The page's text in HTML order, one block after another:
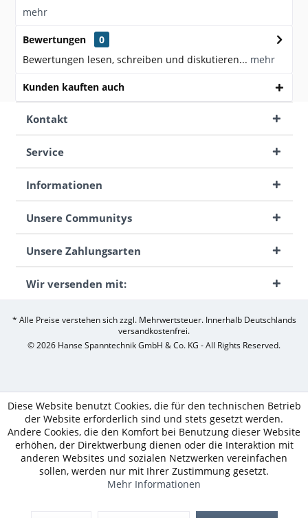
mehr
Bewertungen
0
Bewertungen lesen, schreiben und diskutieren... mehr
Kunden kauften auch
Kontakt
Service
Informationen
Unsere Communitys
Unsere Zahlungsarten
Wir versenden mit:
* Alle Preise verstehen sich zzgl. Mehrwertsteuer. Innerhalb Deutschlands
versandkostenfrei.
© 2026 Hanse Spanntechnik GmbH & Co. KG - All Rights Reserved.
Diese Website benutzt Cookies, die für den technischen Betrieb
der Website erforderlich sind und stets gesetzt werden.
Andere Cookies, die den Komfort bei Benutzung dieser Website
erhöhen, der Direktwerbung dienen oder die Interaktion mit
anderen Websites und sozialen Netzwerken vereinfachen
sollen, werden nur mit Ihrer Zustimmung gesetzt.
Mehr Informationen